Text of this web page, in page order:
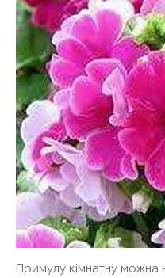
Примулу кімнатну можна